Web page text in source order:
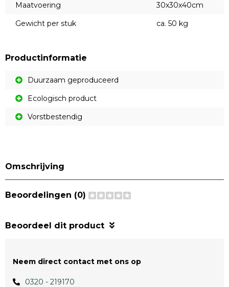
Maatvoering
30x30x40cm
Gewicht per stuk
ca. 50 kg
Productinformatie
Duurzaam geproduceerd
Ecologisch product
Vorstbestendig
Omschrijving
Beoordelingen (0)
Beoordeel dit product
Neem direct contact met ons op
0320 - 219170